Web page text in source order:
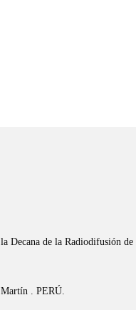
Decana de la Radiodifusión
. PERÚ.